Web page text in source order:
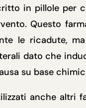
in pillole per
Questo
le ricadute,
dato che
su base
anche altri